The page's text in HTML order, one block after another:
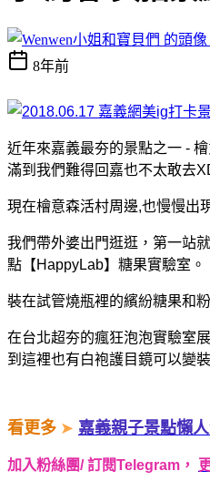
8年前
近年來嘉義最夯的景點之一 -
滿到我們難得回嘉也不太敢去
現在檜意森活村周邊,也慢慢出
我們帶外婆出門逛逛，第一站
點【HappyLab】糖果實驗室。
裝在試管燒瓶裡的繽紛糖果和
在台北超夯的瘋狂泡泡實驗室
到這裡也有白袍護目鏡可以變
看更多 ➤ 嘉義親子景點懶
加入粉絲團/ 訂閱Telegram，